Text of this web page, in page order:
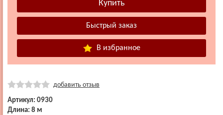
В избранное
добавить отзыв
Артикул: 0930
Длина: 8 м